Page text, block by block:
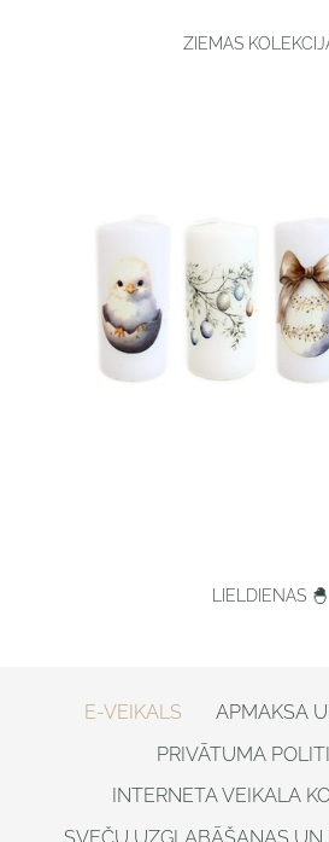
ZIEMAS
LIELDIENAS 🐣
E-VEIKALS
APMAKSA
PRIVĀTUMA
INTERNETA VEIKALA